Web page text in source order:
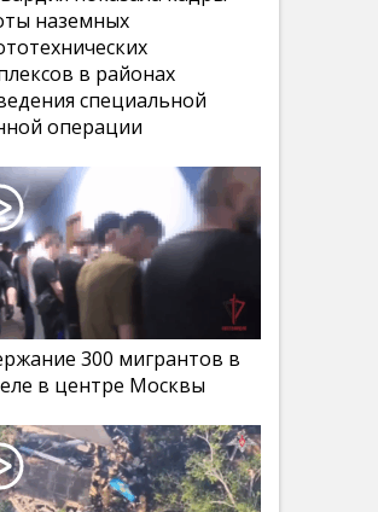
наземных
в районах
специальной
операции
300 мигрантов в
в центре Москвы